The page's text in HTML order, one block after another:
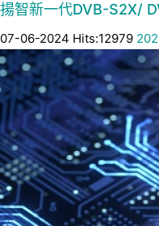
揚智新一代DVB-S2X/
07-06-2024 Hits:12979